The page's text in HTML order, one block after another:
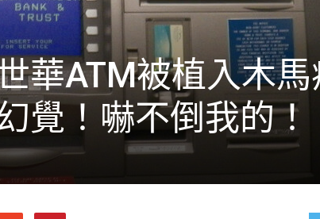
華ATM被植入木馬
覺！嚇不倒我的！